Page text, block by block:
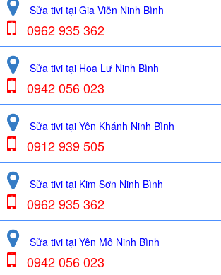
Sửa tivi tại Gia Viễn Ninh Bình
0962 935 362
Sửa tivi tại Hoa Lư Ninh Bình
0942 056 023
Sửa tivi tại Yên Khánh Ninh Bình
0912 939 505
Sửa tivi tại Kim Sơn Ninh Bình
0962 935 362
Sửa tivi tại Yên Mô Ninh Bình
0942 056 023